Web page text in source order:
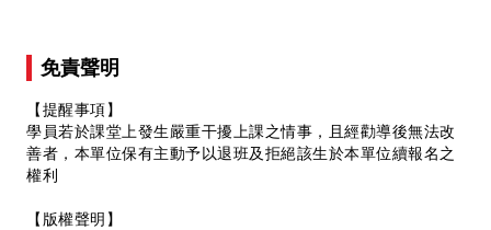
免責聲明
【提醒事項】
學員若於課堂上發生嚴重干擾上課之情事，且經勸導後無法改
善者，本單位保有主動予以退班及拒絕該生於本單位續報名之
權利
【版權聲明】